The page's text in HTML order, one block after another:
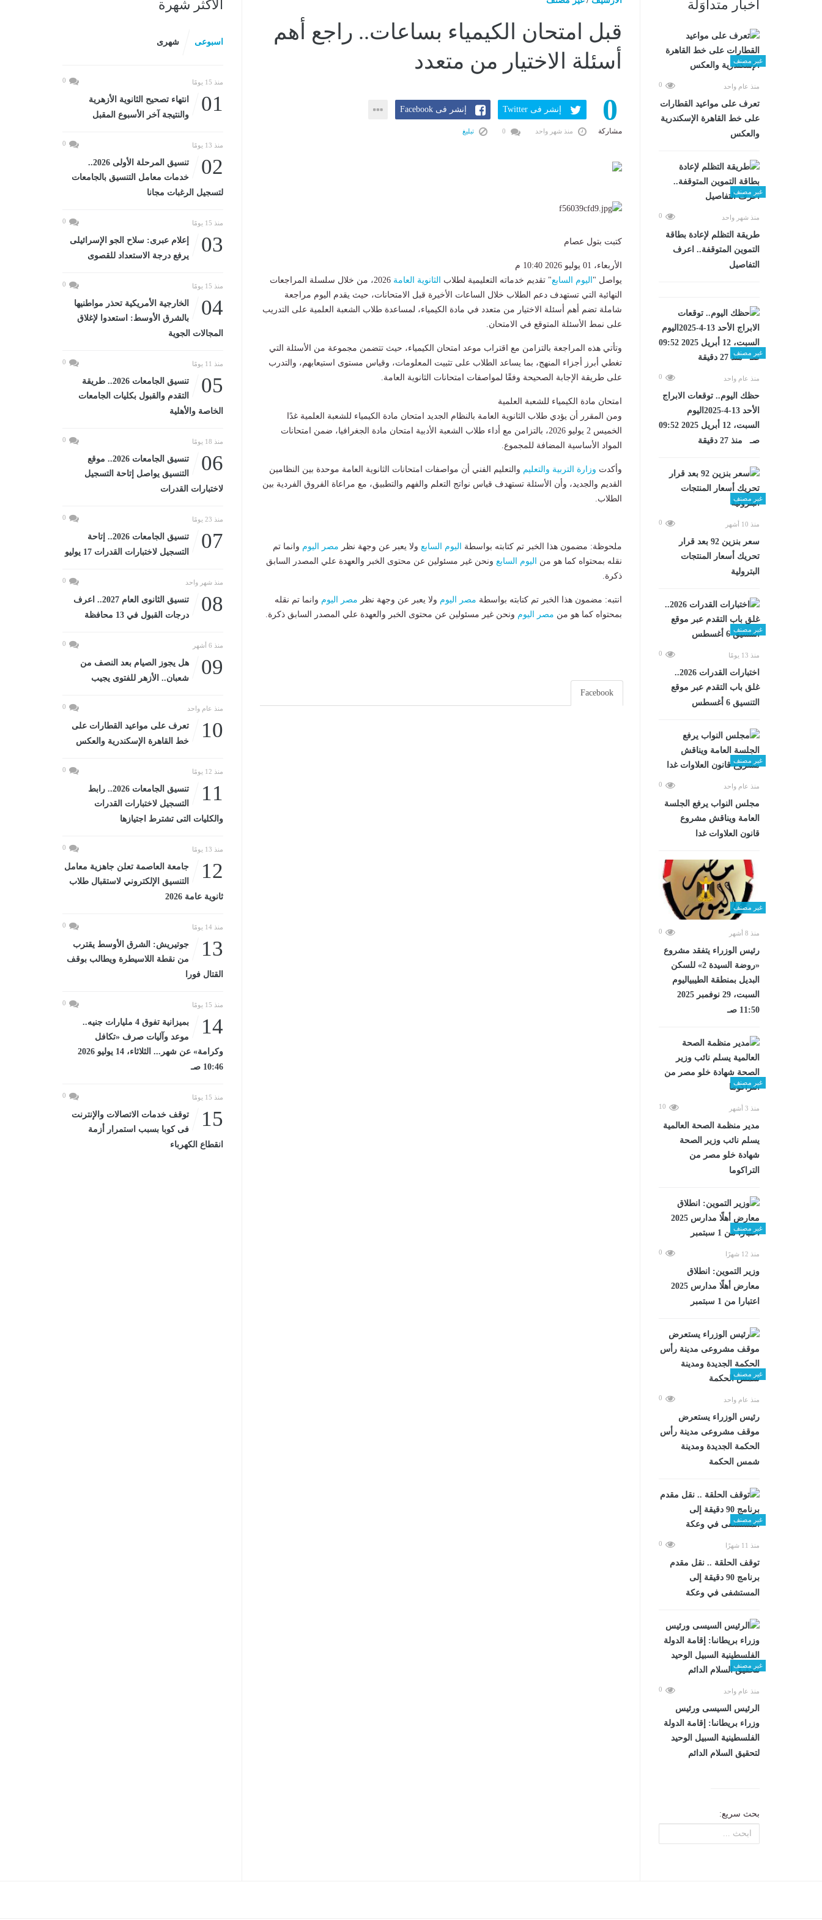
أخبار متداوَلة
غير مصنف
منذ عام واحد 0
تعرف على مواعيد القطارات
على خط القاهرة الإسكندرية
والعكس
غير مصنف
منذ شهر واحد 0
طريقة التظلم لإعادة بطاقة
التموين المتوقفة.. اعرف
التفاصيل
غير مصنف
منذ عام واحد 0
حظك اليوم.. توقعات الابراج
الأحد 13-4-2025اليوم
السبت، 12 أبريل 2025 09:52
صـ منذ 27 دقيقة
غير مصنف
منذ 10 أشهر 0
سعر بنزين 92 بعد قرار
تحريك أسعار المنتجات
البترولية
غير مصنف
منذ 13 يومًا 0
اختبارات القدرات 2026..
غلق باب التقدم عبر موقع
التنسيق 6 أغسطس
غير مصنف
منذ عام واحد 0
مجلس النواب يرفع الجلسة
العامة ويناقش مشروع
قانون العلاوات غدا
غير مصنف
منذ 8 أشهر 0
رئيس الوزراء يتفقد مشروع
«روضة السيدة 2» للسكن
البديل بمنطقة الطيبياليوم
السبت، 29 نوفمبر 2025
11:50 صـ
غير مصنف
منذ 3 أشهر 10
مدير منظمة الصحة العالمية
يسلم نائب وزير الصحة
شهادة خلو مصر من
التراكوما
غير مصنف
منذ 12 شهرًا 0
وزير التموين: انطلاق
معارض أهلًا مدارس 2025
اعتبارا من 1 سبتمبر
غير مصنف
منذ عام واحد 0
رئيس الوزراء يستعرض
موقف مشروعى مدينة رأس
الحكمة الجديدة ومدينة
شمس الحكمة
غير مصنف
منذ 11 شهرًا 0
توقف الحلقة .. نقل مقدم
برنامج 90 دقيقة إلى
المستشفى في وعكة
غير مصنف
منذ عام واحد 0
الرئيس السيسى ورئيس
وزراء بريطانىا: إقامة الدولة
الفلسطينية السبيل الوحيد
لتحقيق السلام الدائم
بحث سريع:
قبل امتحان الكيمياء بساعات.. راجع أهم
أسئلة الاختيار من متعدد
0
مشاركة
إنشر فى Twitter إنشر فى Facebook
منذ شهر واحد تبليغ
كتبت بتول عصام
الأربعاء، 01 يوليو 2026 10:40 م
يواصل " اليوم السابع" تقديم خدماته التعليمية لطلاب الثانوية العامة
2026، من خلال سلسلة المراجعات
النهائية التي تستهدف دعم الطلاب خلال الساعات الأخيرة قبل الامتحانات، حيث يقدم اليوم مراجعة
شاملة تضم أهم أسئلة الاختيار من متعدد في مادة الكيمياء، لمساعدة طلاب الشعبة العلمية على التدريب
على نمط الأسئلة المتوقع في الامتحان.
وتأتي هذه المراجعة بالتزامن مع اقتراب موعد امتحان الكيمياء، حيث تتضمن مجموعة من الأسئلة التي
تغطي أبرز أجزاء المنهج، بما يساعد الطلاب على تثبيت المعلومات، وقياس مستوى استيعابهم، والتدرب
على طريقة الإجابة الصحيحة وفقًا لمواصفات امتحانات الثانوية العامة.
امتحان مادة الكيمياء للشعبة العلمية
ومن المقرر أن يؤدي طلاب الثانوية العامة بالنظام الجديد امتحان مادة الكيمياء للشعبة العلمية غدًا
الخميس 2 يوليو 2026، بالتزامن مع أداء طلاب الشعبة الأدبية امتحان مادة الجغرافيا، ضمن امتحانات
المواد الأساسية المضافة للمجموع.
وأكدت وزارة التربية والتعليم والتعليم الفني أن مواصفات امتحانات الثانوية العامة موحدة بين النظامين
القديم والجديد، وأن الأسئلة تستهدف قياس نواتج التعلم والفهم والتطبيق، مع مراعاة الفروق الفردية بين
الطلاب.
ملحوظة: مضمون هذا الخبر تم كتابته بواسطة اليوم السابع ولا يعبر عن وجهة نظر مصر اليوم وانما تم
نقله بمحتواه كما هو من
اليوم السابع ونحن غير مسئولين عن محتوى الخبر والعهدة علي المصدر السابق
ذكرة.
انتبه: مضمون هذا الخبر تم كتابته بواسطة مصر اليوم ولا يعبر عن وجهة نظر مصر اليوم وانما تم نقله
بمحتواه كما هو من مصر اليوم ونحن غير مسئولين عن محتوى الخبر والعهدة علي المصدر السابق ذكرة.
Facebook
الأكثر شهرة
اسبوعى شهرى
منذ 15 يومًا 0
01
انتهاء تصحيح الثانوية الأزهرية
والنتيجة آخر الأسبوع المقبل
منذ 13 يومًا 0
02
تنسيق المرحلة الأولى 2026..
خدمات معامل التنسيق بالجامعات
لتسجيل الرغبات مجانا
منذ 15 يومًا 0
03
إعلام عبرى: سلاح الجو الإسرائيلى
يرفع درجة الاستعداد للقصوى
منذ 15 يومًا 0
04
الخارجية الأمريكية تحذر مواطنيها
بالشرق الأوسط: استعدوا لإغلاق
المجالات الجوية
منذ 11 يومًا 0
05
تنسيق الجامعات 2026.. طريقة
التقدم والقبول بكليات الجامعات
الخاصة والأهلية
منذ 18 يومًا 0
06
تنسيق الجامعات 2026.. موقع
التنسيق يواصل إتاحة التسجيل
لاختبارات القدرات
منذ 23 يومًا 0
07
تنسيق الجامعات 2026.. إتاحة
التسجيل لاختبارات القدرات 17 يوليو
منذ شهر واحد 0
08
تنسيق الثانوى العام 2027.. اعرف
درجات القبول في 13 محافظة
منذ 6 أشهر 0
09
هل يجوز الصيام بعد النصف من
شعبان.. الأزهر للفتوى يجيب
منذ عام واحد 0
10
تعرف على مواعيد القطارات على
خط القاهرة الإسكندرية والعكس
منذ 12 يومًا 0
11
تنسيق الجامعات 2026.. رابط
التسجيل لاختبارات القدرات
والكليات التى تشترط اجتيازها
منذ 13 يومًا 0
12
جامعة العاصمة تعلن جاهزية معامل
التنسيق الإلكتروني لاستقبال طلاب
ثانوية عامة 2026
منذ 14 يومًا 0
13
جوتيريش: الشرق الأوسط يقترب
من نقطة اللاسيطرة ويطالب بوقف
القتال فورا
منذ 15 يومًا 0
14
بميزانية تفوق 4 مليارات جنيه..
موعد وآليات صرف «تكافل
وكرامة» عن شهر... الثلاثاء، 14 يوليو 2026
10:46 صـ
منذ 15 يومًا 0
15
توقف خدمات الاتصالات والإنترنت
فى كوبا بسبب استمرار أزمة
انقطاع الكهرباء